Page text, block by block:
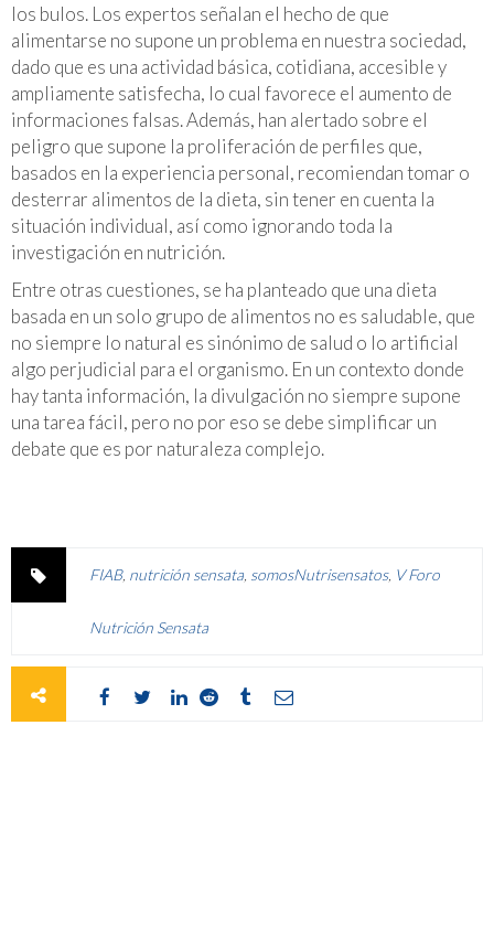
los bulos. Los expertos señalan el hecho de que
alimentarse no supone un problema en nuestra sociedad,
dado que es una actividad básica, cotidiana, accesible y
ampliamente satisfecha, lo cual favorece el aumento de
informaciones falsas. Además, han alertado sobre el
peligro que supone la proliferación de perfiles que,
basados en la experiencia personal, recomiendan tomar o
desterrar alimentos de la dieta, sin tener en cuenta la
situación individual, así como ignorando toda la
investigación en nutrición.
Entre otras cuestiones, se ha planteado que una dieta
basada en un solo grupo de alimentos no es saludable, que
no siempre lo natural es sinónimo de salud o lo artificial
algo perjudicial para el organismo. En un contexto donde
hay tanta información, la divulgación no siempre supone
una tarea fácil, pero no por eso se debe simplificar un
debate que es por naturaleza complejo.
FIAB, nutrición sensata somosNutrisensatos, V Foro
Nutrición Sensata